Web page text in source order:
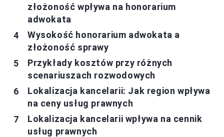
złożoność wpływa na honorarium
adwokata
Wysokość honorarium adwokata a
złożoność sprawy
Przykłady kosztów przy różnych
scenariuszach rozwodowych
Lokalizacja kancelarii: Jak region wpływa
na ceny usług prawnych
Lokalizacja kancelarii wpływa na cennik
usług prawnych